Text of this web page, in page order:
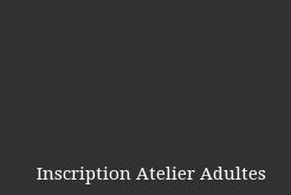
Inscription Atelier Adultes